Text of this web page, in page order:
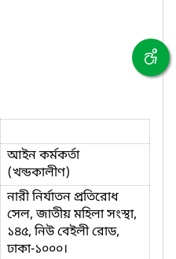
আইন কর্মকর্তা
(খন্ডকালীণ)
নারী নির্যাতন প্রতিরোধ
সেল, জাতীয় মহিলা সংস্থা,
১৪৫, নিউ বেইলী রোড,
ঢাকা-১০০০।